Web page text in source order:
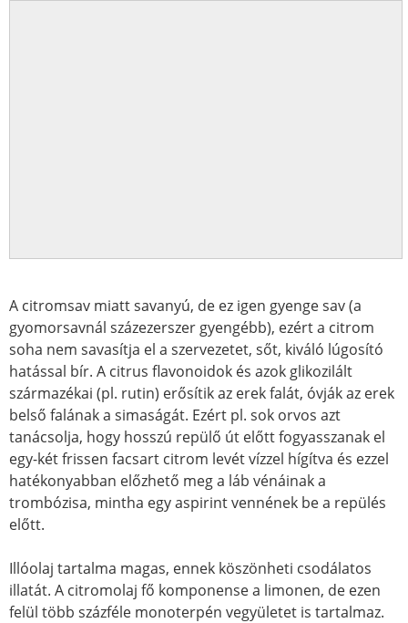
A citromsav miatt savanyú, de ez igen gyenge sav (a
gyomorsavnál százezerszer gyengébb), ezért a citrom
soha nem savasítja el a szervezetet, sőt, kiváló lúgosító
hatással bír. A citrus flavonoidok és azok glikozilált
származékai (pl. rutin) erősítik az erek falát, óvják az erek
belső falának a simaságát. Ezért pl. sok orvos azt
tanácsolja, hogy hosszú repülő út előtt fogyasszanak el
egy-két frissen facsart citrom levét vízzel hígítva és ezzel
hatékonyabban előzhető meg a láb vénáinak a
trombózisa, mintha egy aspirint vennének be a repülés
előtt.
Illóolaj tartalma magas, ennek köszönheti csodálatos
illatát. A citromolaj fő komponense a limonen, de ezen
felül több százféle monoterpén vegyületet is tartalmaz.